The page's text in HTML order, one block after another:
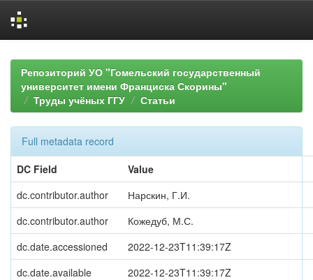
navigationРепозиторий УО "Гомельский государственный
университет имени Франциска Скорины"
Труды учёных ГГУ
Статьи
Full metadata record
DC Field
Value
dc.contributor.author
Нарскин, Г.И.
dc.contributor.author
Кожедуб, М.С.
dc.date.accessioned
2022-12-23T11:39:17Z
dc.date.available
2022-12-23T11:39:17Z